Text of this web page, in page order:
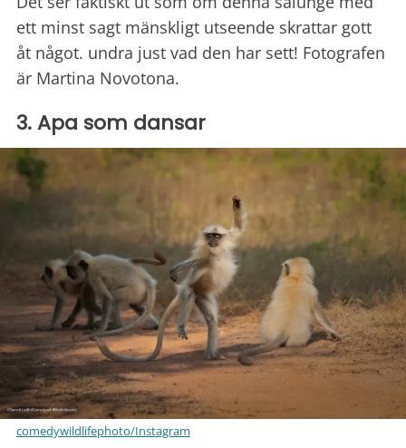
ett minst sagt mänskligt utseende skrattar gott
åt något. undra just vad den har sett! Fotografen
är Martina Novotona.
3. Apa som dansar
comedywildlifephoto/Instagram